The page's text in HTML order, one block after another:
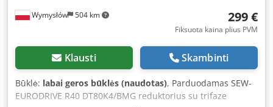
Wymysłów 504 km 299 €
Fiksuota kaina plius PVM
Klausti Skambinti
Būklė: labai geros būklės (naudotas), Parduodamas SEW-
EURODRIVE R40 DT80K4/BMG reduktorius su trifaze